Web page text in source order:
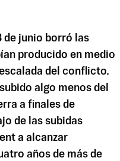
de junio borró las
producido en medio
del conflicto.
algo menos del
a finales de
de las subidas
a alcanzar
años de más de